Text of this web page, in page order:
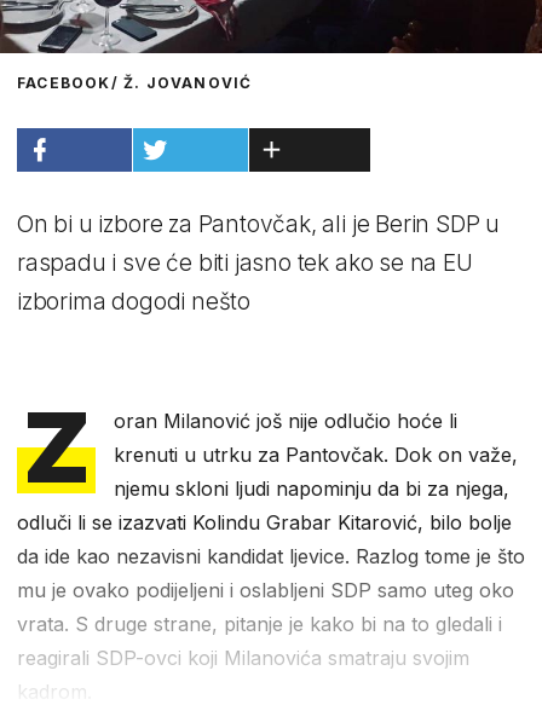
FACEBOOK/ Ž. JOVANOVIĆ
On bi u izbore za Pantovčak, ali je Berin SDP u
raspadu i sve će biti jasno tek ako se na EU
izborima dogodi nešto
Z
oran Milanović još nije odlučio hoće li
krenuti u utrku za Pantovčak. Dok on važe,
njemu skloni ljudi napominju da bi za njega,
odluči li se izazvati Kolindu Grabar Kitarović, bilo bolje
da ide kao nezavisni kandidat ljevice. Razlog tome je što
mu je ovako podijeljeni i oslabljeni SDP samo uteg oko
vrata. S druge strane, pitanje je kako bi na to gledali i
reagirali SDP-ovci koji Milanovića smatraju svojim
kadrom.